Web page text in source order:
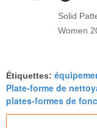
Solid
Women
Étiquettes:
Plate-forme de
plates-formes de